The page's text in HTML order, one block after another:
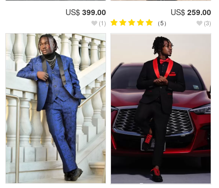
US$ 399.00
(1)
US$ 259.00
（5） (3)